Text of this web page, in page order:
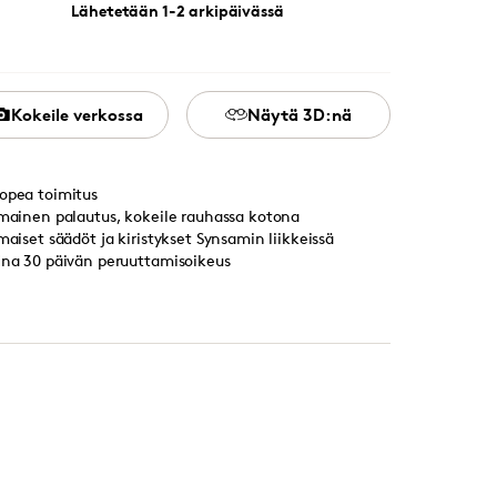
Lähetetään 1-2 arkipäivässä
Kokeile verkossa Näytä 3D:nä
toimitus
palautus, kokeile rauhassa kotona
säädöt ja kiristykset Synsamin liikkeissä
30 päivän peruuttamisoikeus